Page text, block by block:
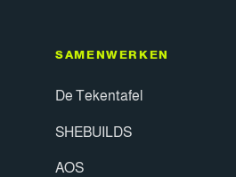
SAMENWERKEN
De Tekentafel
SHEBUILDS
AOS